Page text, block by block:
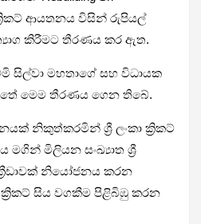
ක්‍රිකට් ආයතනය විසින් රුපියල්
කිරීමට තීරණය කර ඇත.
සිල්වා මහතාගේ සහ විධායක
මෙම තීරණය ගෙන තිබේ.
නිකුත්කරමින් ශ්‍රී ලංකා ක්‍රිකට්
මගින් මිලියන සංඛ්‍යාත ශ්‍රී
නියෝජනය කරන
ක්‍රිකට් සිය වගකීම පිළිබිඹු කරන